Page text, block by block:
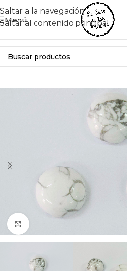
Saltar a la navegación
Saltar al contenido principal
Menú
Haga clic para ampliar